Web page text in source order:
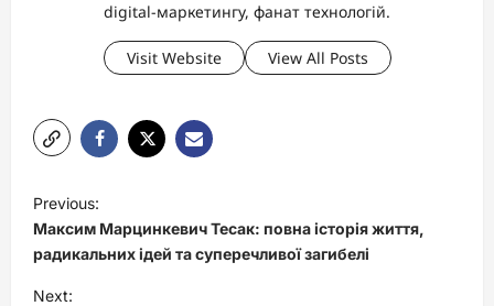
digital-маркетингу, фанат технологій.
Visit Website View All Posts
P
o
s
t
Previous:
Максим Марцинкевич Тесак: повна історія життя,
радикальних ідей та суперечливої загибелі
Next: